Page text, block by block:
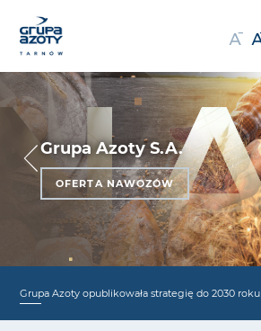
Grupa Azoty S.A.
OFERTA NAWOZÓW
Grupa Azoty opublikowała strategię do 2030 roku